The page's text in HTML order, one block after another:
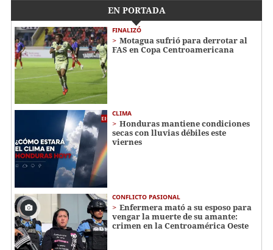
EN PORTADA
FINALIZÓ
Motagua sufrió para derrotar al
FAS en Copa Centroamericana
CLIMA
Honduras mantiene condiciones
secas con lluvias débiles este
viernes
CONFLICTO PASIONAL
Enfermera mató a su esposo para
vengar la muerte de su amante:
crimen en la Centroamérica Oeste